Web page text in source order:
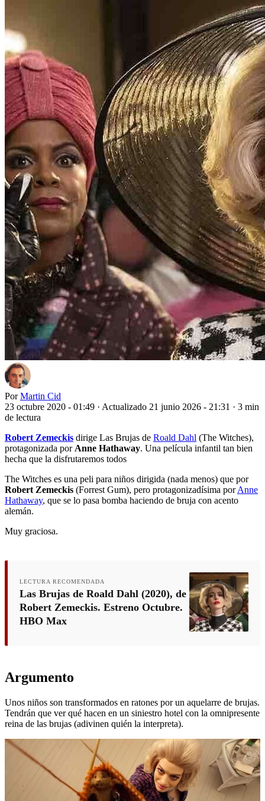
Por Martin Cid
23 octubre 2020 - 01:49 · Actualizado 21 junio 2026 - 21:31 · 3 min
de lectura
Robert Zemeckis dirige Las Brujas de Roald Dahl (The Witches),
protagonizada por Anne Hathaway. Una película infantil tan bien
hecha que la disfrutaremos todos
The Witches es una peli para niños dirigida (nada menos) que por
Robert Zemeckis (Forrest Gum), pero protagonizadísima porAnne
Hathaway, que se lo pasa bomba haciendo de bruja con acento
alemán.
Muy graciosa.
LECTURA RECOMENDADA
Las Brujas de Roald Dahl (2020), de
Robert Zemeckis. Estreno Octubre.
HBO Max
Argumento
Unos niños son transformados en ratones por un aquelarre de brujas.
Tendrán que ver qué hacen en un siniestro hotel con la omnipresente
reina de las brujas (adivinen quién la interpreta).